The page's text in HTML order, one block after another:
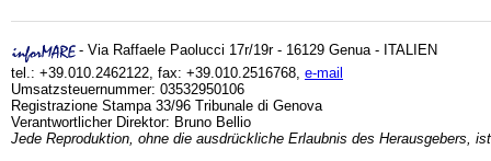
- Via Raffaele Paolucci 17r/19r - 16129 Genua - ITALIEN
tel.: +39.010.2462122, fax: +39.010.2516768, e-mail
Umsatzsteuernummer: 03532950106
Registrazione Stampa 33/96 Tribunale di Genova
Verantwortlicher Direktor: Bruno Bellio
Jede Reproduktion, ohne die ausdrückliche Erlaubnis des Herausgebers,